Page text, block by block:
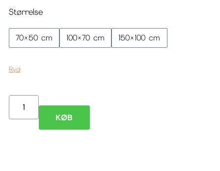
Størrelse
70×50 cm 100×70 cm 150×100 cm
Ryd
Moderne
KØB